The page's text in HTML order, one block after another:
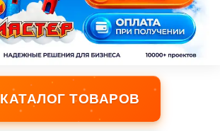
КАТАЛОГ ТОВАРОВ